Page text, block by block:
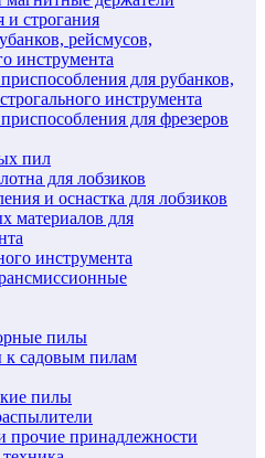
и строгания
рейсмусов,
инструмента
для рубанков,
инструмента
для фрезеров
пил
для лобзиков
и оснастка для лобзиков
материалов для
инструмента
пилы
к садовым пилам
пилы
прочие принадлежности